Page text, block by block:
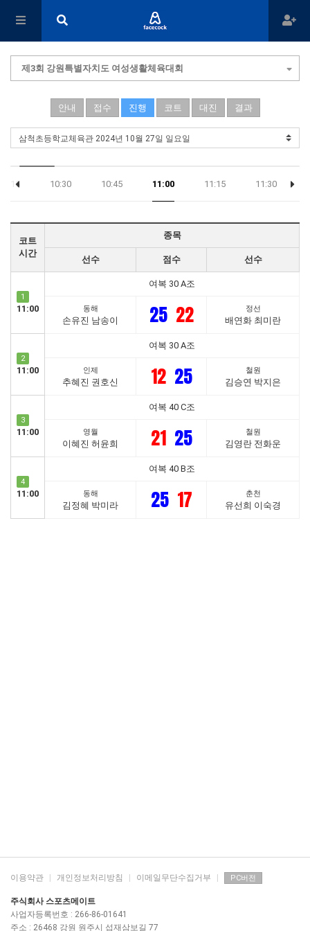
제3회 강원특별자치도 여성생활체육대회
안내 접수 진행 코트 대진 결과
10:30 10:45 11:00 11:15 11:30
코트
시간
종목
선수 점수 선수
1
11:00
여복 30 A조
동해
손유진 남송이 25 22 정선
배연화 최미란
2
11:00
여복 30 A조
인제
추혜진 권호신 12 25 철원
김승연 박지은
3
11:00
여복 40 C조
영월
이혜진 허윤희 21 25 철원
김영란 전화운
4
11:00
여복 40 B조
동해
김정혜 박미라 25 17 춘천
유선희 이숙경
이용약관 개인정보처리방침 이메일무단수집거부 PC버전
주식회사 스포츠메이트
사업자등록번호 : 266-86-01641
주소 : 26468 강원 원주시 섭재삼보길 77